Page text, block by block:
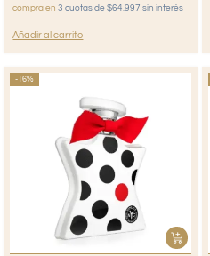
compra en3 cuotas de $64.997 sin interés
Añadir al carrito
-16%